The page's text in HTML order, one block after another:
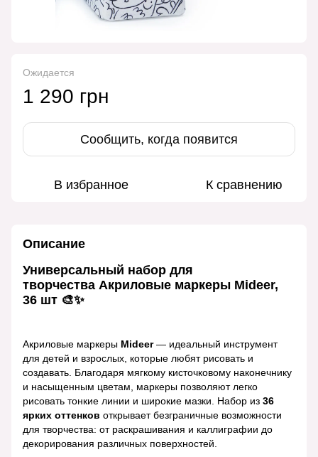
Ожидается
1 290 грн
Сообщить, когда появится
В избранное К сравнению
Описание
Универсальный набор для
творчества Акриловые маркеры Mideer,
36 шт 🎨✨
Акриловые маркеры Mideer— идеальный инструмент
для детей и взрослых, которые любят рисовать и
создавать. Благодаря мягкому кисточковому наконечнику
и насыщенным цветам, маркеры позволяют легко
рисовать тонкие линии и широкие мазки. Набор из 36
ярких оттенков открывает безграничные возможности
для творчества: от раскрашивания и каллиграфии до
декорирования различных поверхностей.